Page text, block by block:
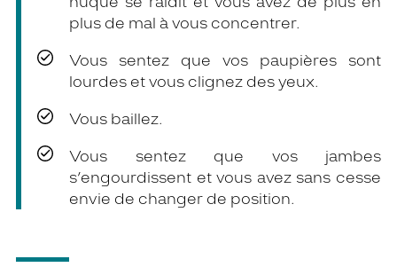
plus de mal à vous concentrer.
Vous sentez que vos paupières sont
lourdes et vous clignez des yeux.
Vous baillez.
Vous sentez que vos jambes
s’engourdissent et vous avez sans cesse
envie de changer de position.